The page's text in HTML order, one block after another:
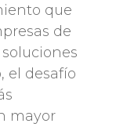
que
de
el desafío
mayor